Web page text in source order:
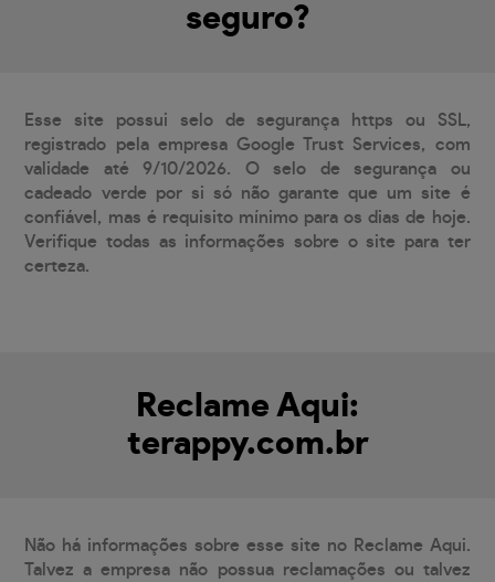
seguro?
Esse site possui selo de segurança https ou SSL,
registrado pela empresa Google Trust Services, com
validade até 9/10/2026. O selo de segurança ou
cadeado verde por si só não garante que um site é
confiável, mas é requisito mínimo para os dias de hoje.
Verifique todas as informações sobre o site para ter
certeza.
Reclame Aqui:
terappy.com.br
Não há informações sobre esse site no Reclame Aqui.
Talvez a empresa não possua reclamações ou talvez